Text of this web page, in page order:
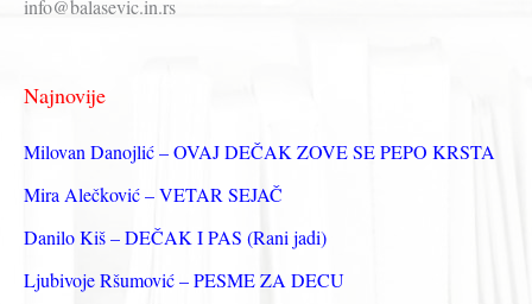
а
з
а
info@balasevic.in.rs
Najnovije
Milovan Danojlić – OVAJ DEČAK ZOVE SE PEPO KRSTA
Mira Alečković – VETAR SEJAČ
Danilo Kiš – DEČAK I PAS (Rani jadi)
Ljubivoje Ršumović – PESME ZA DECU